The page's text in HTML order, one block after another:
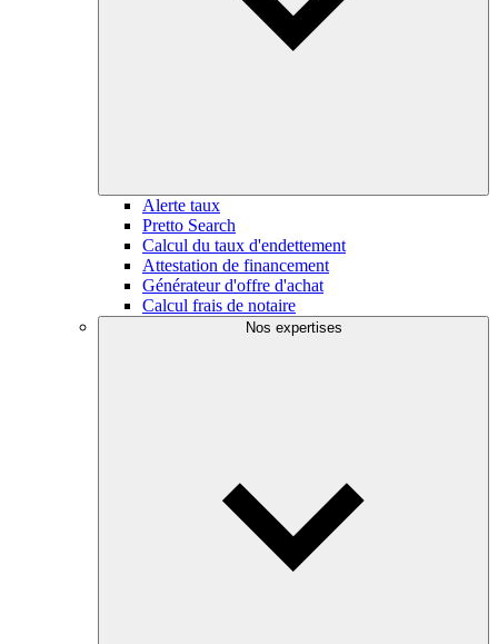
Alerte taux
Pretto Search
Calcul du taux d'endettement
Attestation de financement
Générateur d'offre d'achat
Calcul frais de notaire
Nos expertises